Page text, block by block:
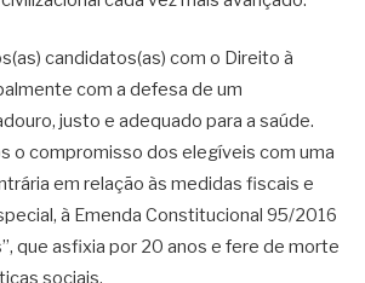
candidatos(as) com o Direito à
com a defesa de um
justo e adequado para a saúde.
o compromisso dos elegíveis com uma
em relação às medidas fiscais e
à Emenda Constitucional 95/2016
que asfixia por 20 anos e fere de morte
sociais.